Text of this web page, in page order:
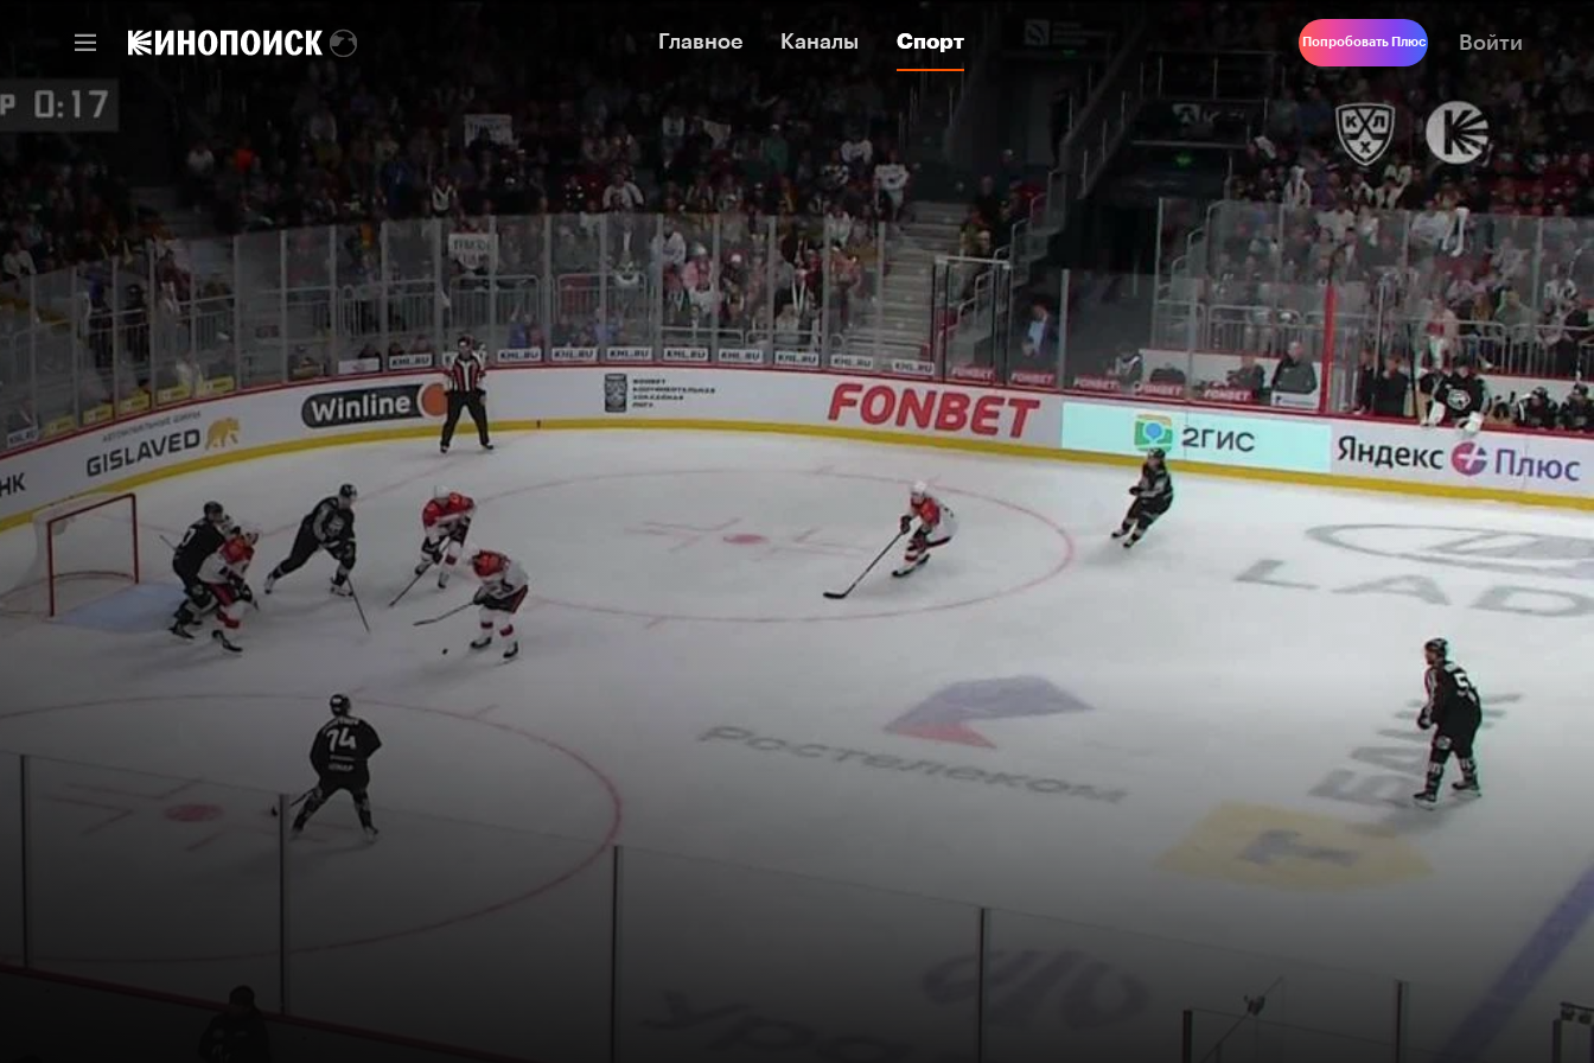
Главное Каналы Спорт
Главное Каналы Спорт Попробовать Плюс Войти